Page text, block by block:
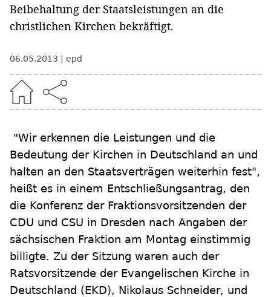
Beibehaltung der Staatsleistungen an die
christlichen Kirchen bekräftigt.
06.05.2013 epd
"Wir erkennen die Leistungen und die
Bedeutung der Kirchen in Deutschland an und
halten an den Staatsverträgen weiterhin fest",
heißt es in einem Entschließungsantrag, den
die Konferenz der Fraktionsvorsitzenden der
CDU und CSU in Dresden nach Angaben der
sächsischen Fraktion am Montag einstimmig
billigte. Zu der Sitzung waren auch der
Ratsvorsitzende der Evangelischen Kirche in
Deutschland (EKD), Nikolaus Schneider, und